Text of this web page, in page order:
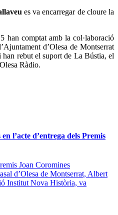
es va encarregar de cloure la
han comptat amb la col·laboració
d’Olesa de Montserrat
rebut el suport de La Bústia, el
Ràdio.
l’acte d’entrega dels Premis
Joan Coromines
d’Olesa de Montserrat, Albert
Institut Nova Història, va